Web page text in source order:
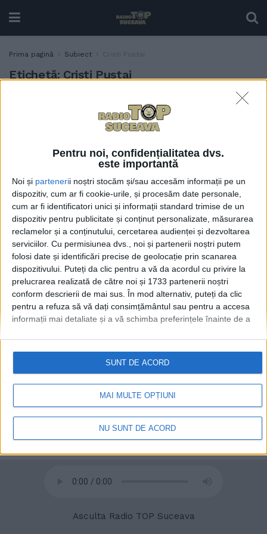
Pentru noi, confidențialitatea dvs.
este importantă
Noi și partenerii noștri stocăm și/sau accesăm informații pe un
dispozitiv, cum ar fi cookie-urile, și procesăm date personale,
cum ar fi identificatori unici și informații standard trimise de un
dispozitiv pentru publicitate și conținut personalizate, măsurarea
reclamelor și a conținutului, cercetarea audienței și dezvoltarea
serviciilor. Cu permisiunea dvs., noi și partenerii noștri putem
folosi date și identificări precise de geolocație prin scanarea
dispozitivului. Puteți da clic pentru a vă da acordul cu privire la
prelucrarea realizată de către noi și 1733 partenerii noștri
conform descrierii de mai sus. În mod alternativ, puteți da clic
pentru a refuza să vă dați consimțământul sau pentru a accesa
informații mai detaliate și a vă schimba preferințele înainte de a
retrageți consimțământul în orice moment, revenind la acest site
și făcând clic pe butonul "Confidențialitate" din partea de jos a
paginii web.
MAI MULTE OPȚIUNI
NU SUNT DE ACORD
SUNT DE ACORD
Prima pagină Subiect Cristi Pustai
Etichetă: Cristi Pustai
În prima etapă a play-off-
ului, Foresta Suceava a făcut
doar 1-1 acasă cu Ceahlăul
este că Foresta nu a cîștigat,
ci aceea că Foresta joacă mai
slab ca în prima parte a
campionatului. CSM
Bucovina Rădăuți a pierdut
acasă cu CSM Bacău, cu 1-0
Asculta Radio TOP Suceava